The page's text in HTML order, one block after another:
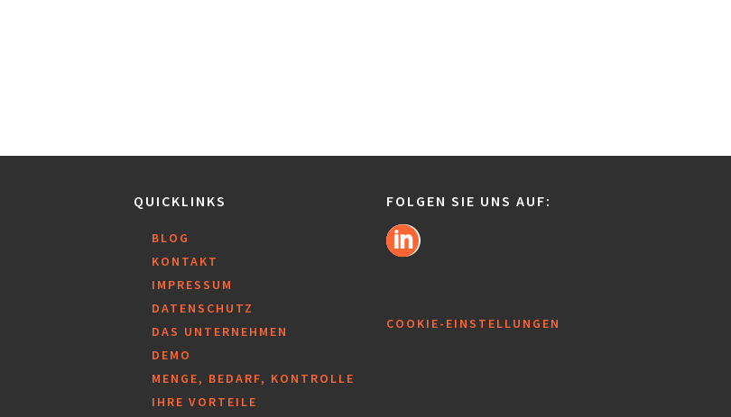
QUICKLINKS
BLOG
KONTAKT
IMPRESSUM
DATENSCHUTZ
DAS UNTERNEHMEN
DEMO
MENGE, BEDARF, KONTROLLE
IHRE VORTEILE
FOLGEN SIE UNS AUF:
COOKIE-EINSTELLUNGEN